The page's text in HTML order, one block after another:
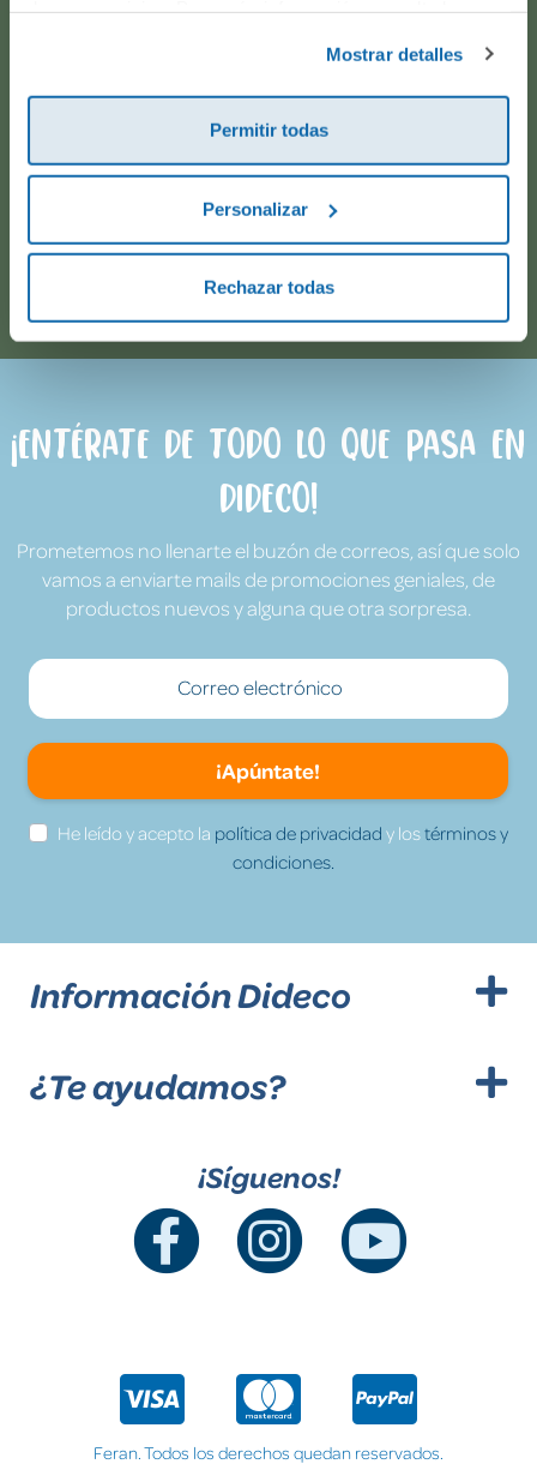
Mostrar detalles
Permitir todas
Personalizar
Rechazar todas
WhatsApp
916597360
Correo electrónico
¡Entérate de todo lo que pasa en
Dideco!
Prometemos no llenarte el buzón de correos, así que solo
vamos a enviarte mails de promociones geniales, de
productos nuevos y alguna que otra sorpresa.
¡Apúntate!
He leído y acepto la política de privacidad y lostérminos y
condiciones.
Información Dideco
¿Te ayudamos?
¡Síguenos!
Feran. Todos los derechos quedan reservados.